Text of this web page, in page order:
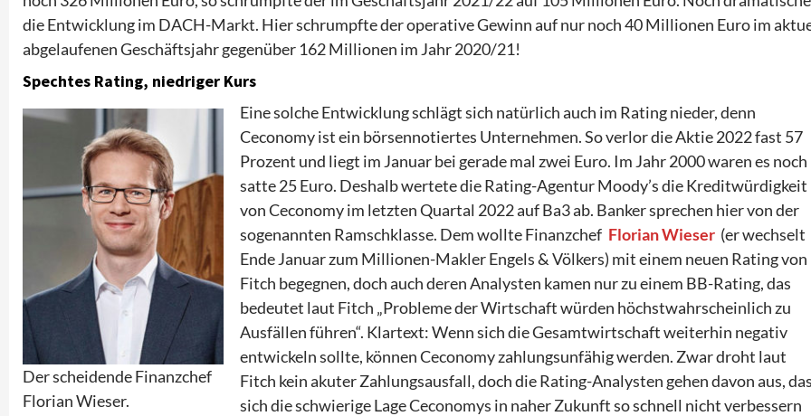
die Entwicklung im DACH-Markt. Hier schrumpfte der operative Gewinn auf nur noch 40 Millionen Euro im
abgelaufenen Geschäftsjahr gegenüber 162 Millionen im Jahr 2020/21!
Spechtes Rating, niedriger Kurs
Der scheidende Finanzchef
Florian Wieser.
Eine solche Entwicklung schlägt sich natürlich auch im Rating nieder, denn
Ceconomy ist ein börsennotiertes Unternehmen. So verlor die Aktie 2022 fast 57
Prozent und liegt im Januar bei gerade mal zwei Euro. Im Jahr 2000 waren es noch
satte 25 Euro. Deshalb wertete die Rating-Agentur Moody’s die Kreditwürdigkeit
von Ceconomy im letzten Quartal 2022 auf Ba3 ab. Banker sprechen hier von der
sogenannten Ramschklasse. Dem wollte Finanzchef Florian Wieser (er wechselt
Ende Januar zum Millionen-Makler Engels & Völkers) mit einem neuen Rating von
Fitch begegnen, doch auch deren Analysten kamen nur zu einem BB-Rating, das
bedeutet laut Fitch „Probleme der Wirtschaft würden höchstwahrscheinlich zu
Ausfällen führen“. Klartext: Wenn sich die Gesamtwirtschaft weiterhin negativ
entwickeln sollte, können Ceconomy zahlungsunfähig werden. Zwar droht laut
Fitch kein akuter Zahlungsausfall, doch die Rating-Analysten gehen davon aus,
sich die schwierige Lage Ceconomys in naher Zukunft so schnell nicht verbessern